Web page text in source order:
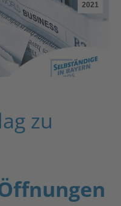
2021
zu